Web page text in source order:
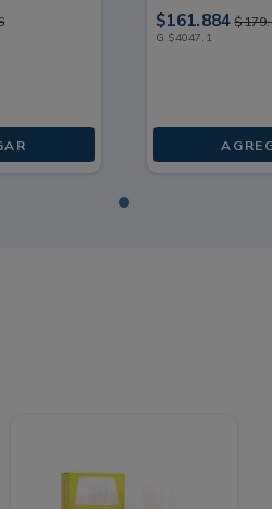
$161.884 $179.
G $4047, 1